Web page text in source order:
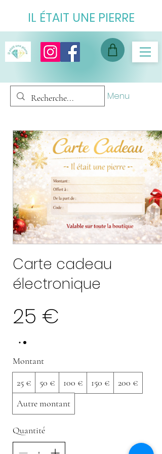
IL ÉTAIT UNE PIERRE
Menu
Carte cadeau
électronique
25 €
Montant
25 €
50 € 100 € 150 €
200 €
Autre montant
Quantité